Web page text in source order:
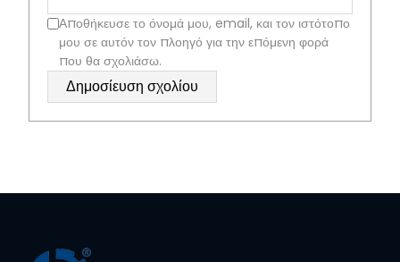
Αποθήκευσε το όνομά μου, email, και τον ιστότοπο
μου σε αυτόν τον πλοηγό για την επόμενη φορά
που θα σχολιάσω.